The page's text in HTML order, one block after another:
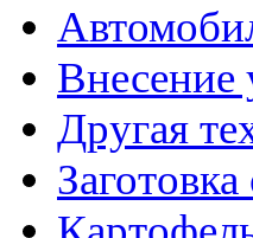
Внесение
Другая
Заготовка